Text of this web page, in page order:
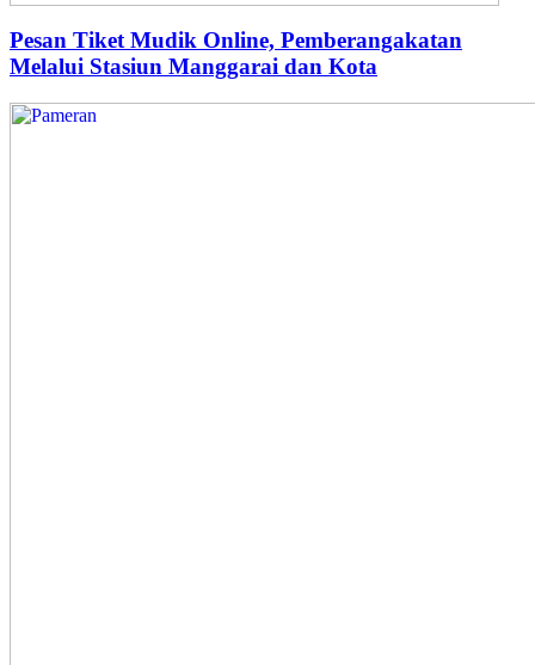
Pesan Tiket Mudik Online, Pemberangakatan
Melalui Stasiun Manggarai dan Kota